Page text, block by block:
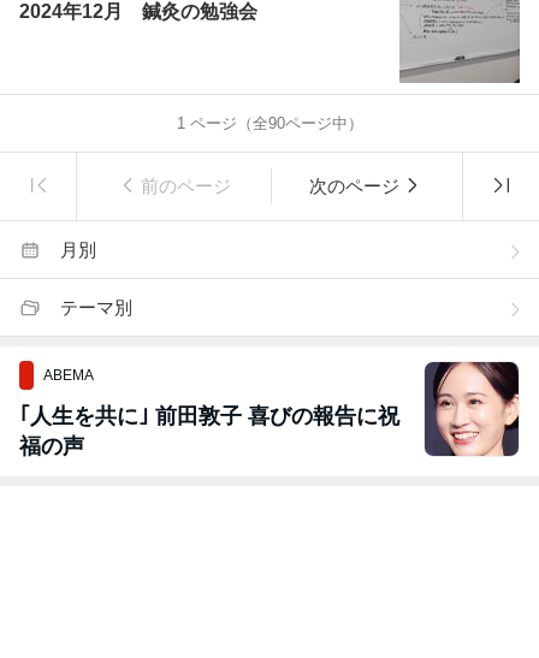
2024年12月 鍼灸の勉強会
1ページ（全90ページ中）
前のページ 次のページ
月別
テーマ別
ABEMA
｢人生を共に｣ 前田敦子 喜びの報告に祝
福の声